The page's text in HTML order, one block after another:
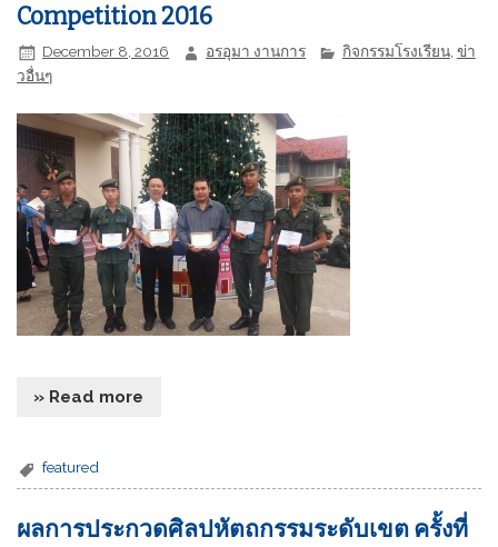
Competition 2016
December 8, 2016 อรอุมา งานการ กิจกรรมโรงเรียน, ข่า
วอื่นๆ
» Read more
featured
ผลการประกวดศิลปหัตถกรรมระดับเขต ครั้งที่